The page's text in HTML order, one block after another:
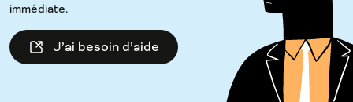
immédiate.
J’ai besoin d’aide